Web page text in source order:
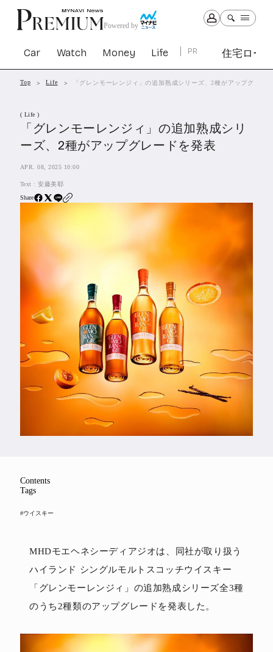
Powered by
Car Watch Money Life PR 住宅ロー
Car Watch Money Life
住宅ローン
SBIネオトレード証券
特集&連載記事
Feature
Series
Top Life 「グレンモーレンジィ」の追加熟成シリーズ、2種がアップグレー
( Life )
「グレンモーレンジィ」の追加熟成シリ
ーズ、2種がアップグレードを発表
APR. 08, 2025 10:00
Text :安藤美耶
Share
Contents
Tags
#ウイスキー
MHDモエヘネシーディアジオは、同社が取り扱う
ハイランド シングルモルトスコッチウイスキー
「グレンモーレンジィ」の追加熟成シリーズ全3種
のうち2種類のアップグレードを発表した。